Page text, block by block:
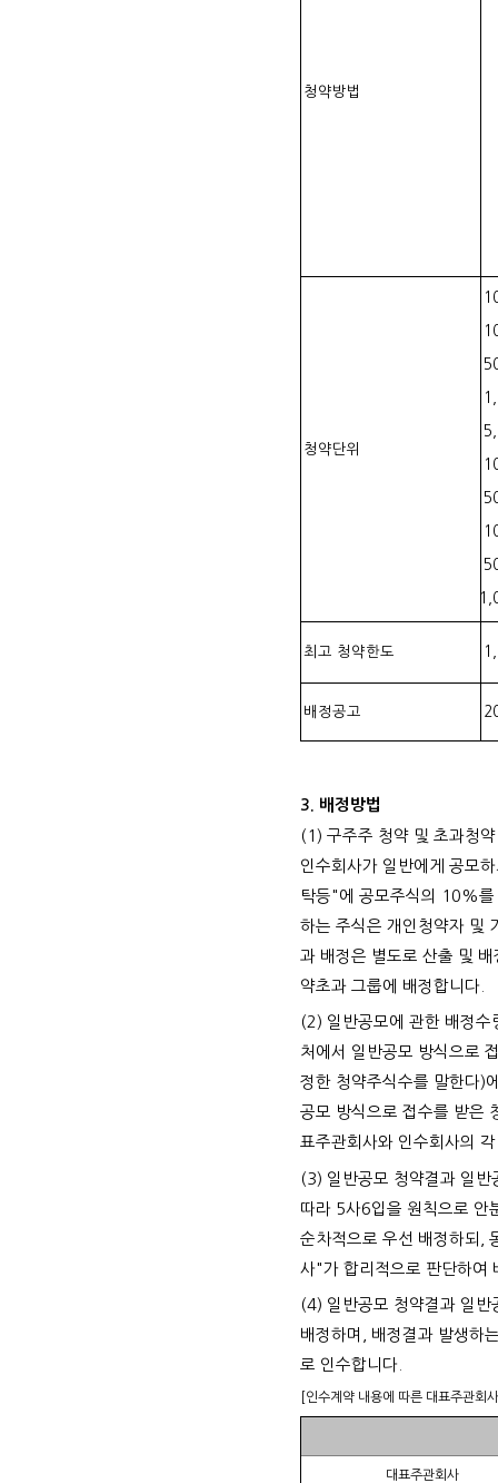
청약방법
청약단위
최고 청약한도
배정공고
3. 배정방법
(1) 구주주 청약 및 초과청
인수회사가 일반에게 공모
탁등"에 공모주식의 10%
하는 주식은 개인청약자 및
과 배정은 별도로 산출 및
약초과 그룹에 배정합니다.
(2) 일반공모에 관한 배정
처에서 일반공모 방식으로
정한 청약주식수를 말한다)
공모 방식으로 접수를 받은
표주관회사와 인수회사의
(3) 일반공모 청약결과 일반
따라 5사6입을 원칙으로 안
순차적으로 우선 배정하되,
사"가 합리적으로 판단하여
(4) 일반공모 청약결과 일반
배정하며, 배정결과 발생하
로 인수합니다.
[인수계약 내용에 따른 대표주관회
대표주관회사